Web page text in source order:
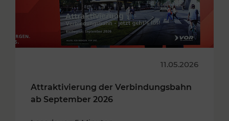
11.05.2026
Attraktivierung der Verbindungsbahn
ab September 2026